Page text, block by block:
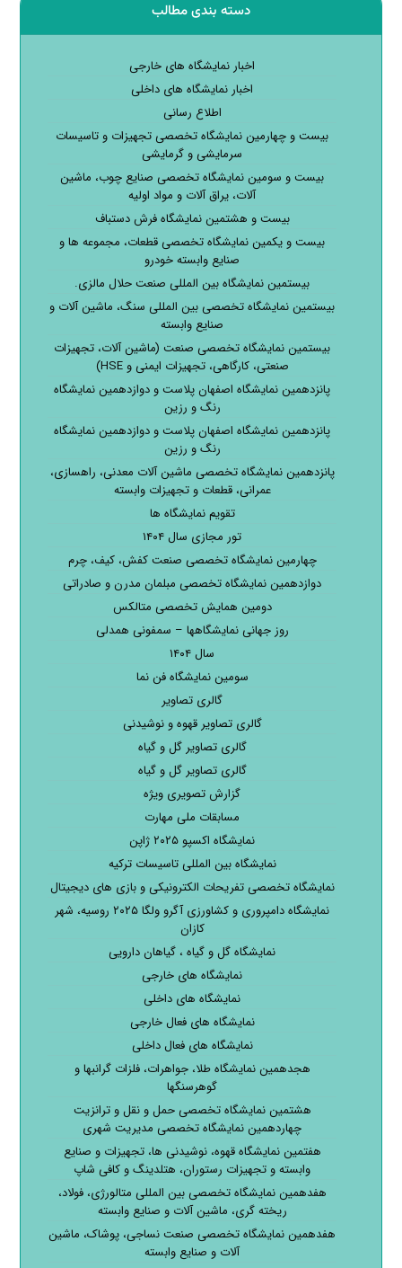
دسته بندی مطالب
اخبار نمایشگاه های خارجی
اخبار نمایشگاه های داخلی
اطلاع رسانی
بیست و چهارمین نمایشگاه تخصصی تجهیزات و تاسیسات
سرمایشی و گرمایشی
بیست و سومین نمایشگاه تخصصی صنایع چوب، ماشین
آلات، یراق آلات و مواد اولیه
بیست و هشتمین نمایشگاه فرش دستباف
بیست و یکمین نمایشگاه تخصصی قطعات، مجموعه ها و
صنایع وابسته خودرو
بیستمین نمایشگاه بین المللی صنعت حلال مالزی.
بیستمین نمایشگاه تخصصی بین المللی سنگ، ماشین آلات و
صنایع وابسته
بیستمین نمایشگاه تخصصی صنعت (ماشین آلات، تجهیزات
صنعتی، کارگاهی، تجهیزات ایمنی و HSE)
پانزدهمین نمایشگاه اصفهان پلاست و دوازدهمین نمایشگاه
رنگ و رزین
پانزدهمین نمایشگاه اصفهان پلاست و دوازدهمین نمایشگاه
رنگ و رزین
پانزدهمین نمایشگاه تخصصی ماشین آلات معدنی، راهسازی،
عمرانی، قطعات و تجهیزات وابسته
تقویم نمایشگاه ها
تور مجازی سال ۱۴۰۴
چهارمین نمایشگاه تخصصی صنعت کفش، کیف، چرم
دوازدهمین نمایشگاه تخصصی مبلمان مدرن و صادراتی
دومین همایش تخصصی متالکس
روز جهانی نمایشگاهها – سمفونی همدلی
سال ۱۴۰۴
سومین نمایشگاه فن نما
گالری تصاویر
گالری تصاویر قهوه و نوشیدنی
گالری تصاویر گل و گیاه
گالری تصاویر گل و گیاه
گزارش تصویری ویژه
مسابقات ملی مهارت
نمایشگاه اکسپو ۲۰۲۵ ژاپن
نمایشگاه بین المللی تاسیسات ترکیه
نمایشگاه تخصصی تفریحات الکترونیکی و بازی های دیجیتال
نمایشگاه دامپروری و کشاورزی آگرو ولگا ۲۰۲۵ روسیه، شهر
کازان
نمایشگاه گل و گیاه ، گیاهان دارویی
نمایشگاه های خارجی
نمایشگاه های داخلی
نمایشگاه های فعال خارجی
نمایشگاه های فعال داخلی
هجدهمین نمایشگاه طلا، جواهرات، فلزات گرانبها و
گوهرسنگها
هشتمین نمایشگاه تخصصی حمل و نقل و ترانزیت
چهاردهمین نمایشگاه تخصصی مدیریت شهری
هفتمین نمایشگاه قهوه، نوشیدنی ها، تجهیزات و صنایع
وابسته و تجهیزات رستوران، هتلدینگ و کافی شاپ
هفدهمین نمایشگاه تخصصی بین المللی متالورژی، فولاد،
ریخته گری، ماشین آلات و صنایع وابسته
هفدهمین نمایشگاه تخصصی صنعت نساجی، پوشاک، ماشین
آلات و صنایع وابسته